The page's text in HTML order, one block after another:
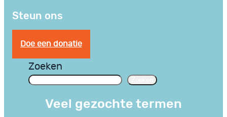
Steun ons
Doe een donatie
Zoeken
Veel gezochte termen